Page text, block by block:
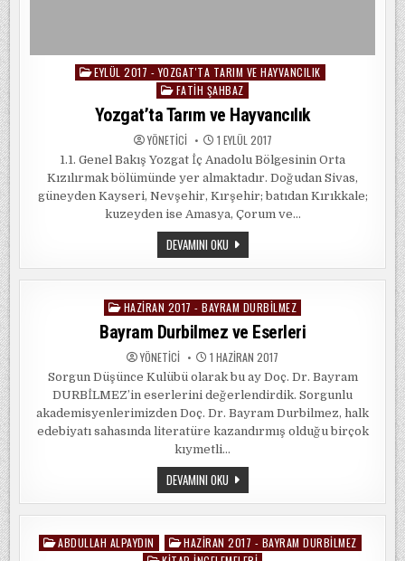
Posted
EYLÜL 2017 - YOZGAT'TA TARIM VE HAYVANCILIK
FATIH ŞAHBAZ
Yozgat’ta Tarım ve Hayvancılık
YÖNETICI 1 EYLÜL 2017
1.1. Genel Bakış Yozgat İç Anadolu Bölgesinin Orta
Kızılırmak bölümünde yer almaktadır. Doğudan Sivas,
güneyden Kayseri, Nevşehir, Kırşehir; batıdan Kırıkkale;
kuzeyden ise Amasya, Çorum ve…
DEVAMINI OKUYOZGAT’TA
TARIM
VE
HAYVANCILIK
Posted
in
HAZIRAN 2017 - BAYRAM DURBILMEZ
Bayram Durbilmez ve Eserleri
YÖNETICI 1 HAZIRAN 2017
Sorgun Düşünce Kulübü olarak bu ay Doç. Dr. Bayram
DURBİLMEZ’in eserlerini değerlendirdik. Sorgunlu
akademisyenlerimizden Doç. Dr. Bayram Durbilmez, halk
edebiyatı sahasında literatüre kazandırmış olduğu birçok
kıymetli…
DEVAMINI OKUBAYRAM
DURBILMEZ
VE
ESERLERI
Posted
ABDULLAH ALPAYDIN
HAZIRAN 2017 - BAYRAM DURBILMEZ